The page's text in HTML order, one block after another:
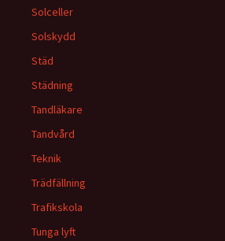
Solceller
Solskydd
Städ
Städning
Tandläkare
Tandvård
Teknik
Trädfällning
Trafikskola
Tunga lyft